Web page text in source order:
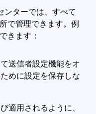
ンターでは、すべて
で管理できます。例
きます：
送信者設定機能をオ
めに設定を保存しな
適用されるように、